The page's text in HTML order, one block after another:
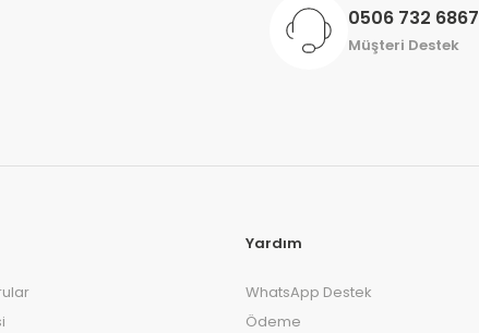
0506 732 6867
Müşteri Destek
Yardım
WhatsApp Destek
Ödeme